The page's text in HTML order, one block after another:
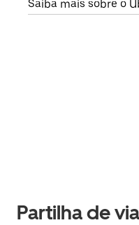
Saiba mais sobre o
Partilha de